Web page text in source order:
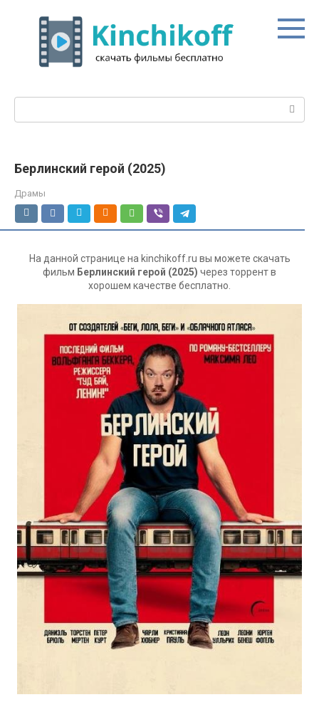
контенту
Берлинский герой (2025)
Драмы
На данной странице на kinchikoff.ru вы можете скачать
фильм Берлинский герой (2025) через торрент в
хорошем качестве бесплатно.